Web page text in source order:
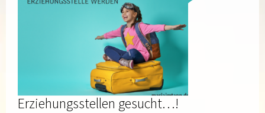
Erziehungsstellen gesucht…!